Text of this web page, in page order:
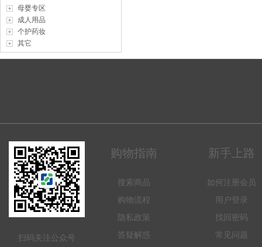
母婴专区
成人用品
个护药妆
其它
扫码关注公众号
购物指南
搜索商品
购物流程
隐私政策
答疑解惑
新手上路
如何注册会员
用户登录
找回密码
常见问题